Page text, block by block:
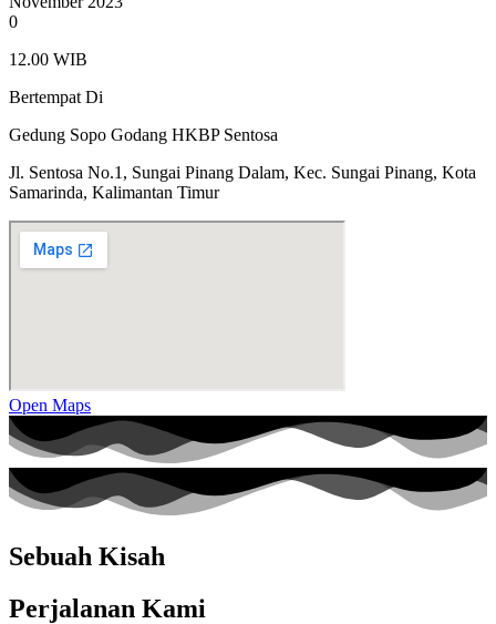
0
12.00 WIB
Bertempat Di
Gedung Sopo Godang HKBP Sentosa
Jl. Sentosa No.1, Sungai Pinang Dalam, Kec. Sungai Pinang, Kota
Samarinda, Kalimantan Timur
Open Maps
Sebuah Kisah
Perjalanan Kami